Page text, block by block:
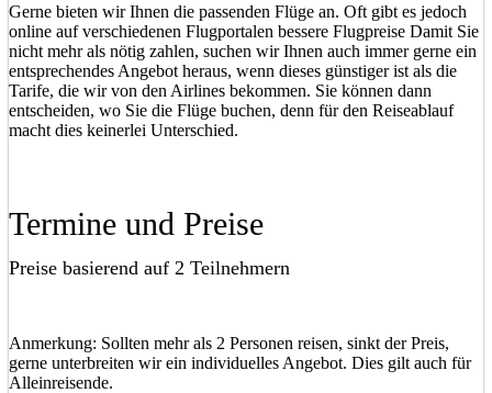
Gerne bieten wir Ihnen die passenden Flüge an. Oft gibt es jedoch
online auf verschiedenen Flugportalen bessere Flugpreise Damit Sie
nicht mehr als nötig zahlen, suchen wir Ihnen auch immer gerne ein
entsprechendes Angebot heraus, wenn dieses günstiger ist als die
Tarife, die wir von den Airlines bekommen. Sie können dann
entscheiden, wo Sie die Flüge buchen, denn für den Reiseablauf
macht dies keinerlei Unterschied.
Termine und Preise
Preise basierend auf 2 Teilnehmern
Anmerkung: Sollten mehr als 2 Personen reisen, sinkt der Preis,
gerne unterbreiten wir ein individuelles Angebot. Dies gilt auch für
Alleinreisende.